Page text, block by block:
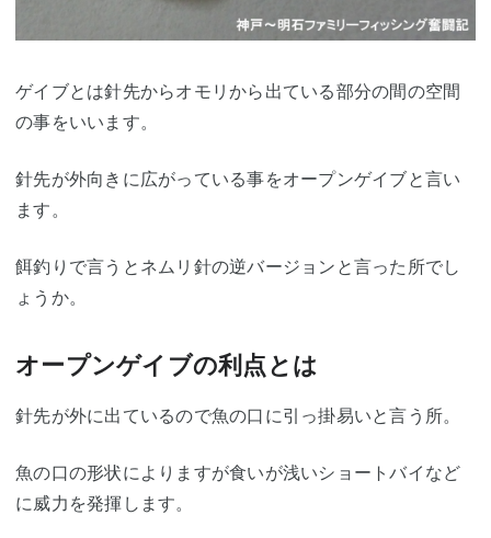
ゲイブとは針先からオモリから出ている部分の間の空間
の事をいいます。
針先が外向きに広がっている事をオープンゲイブと言い
ます。
餌釣りで言うとネムリ針の逆バージョンと言った所でし
ょうか。
オープンゲイブの利点とは
針先が外に出ているので魚の口に引っ掛易いと言う所。
魚の口の形状によりますが食いが浅いショートバイなど
に威力を発揮します。